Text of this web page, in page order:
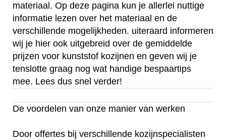
materiaal. Op deze pagina kun je allerlei nuttige
informatie lezen over het materiaal en de
verschillende mogelijkheden. uiteraard informeren
wij je hier ook uitgebreid over de gemiddelde
prijzen voor kunststof kozijnen en geven wij je
tenslotte graag nog wat handige bespaartips
mee. Lees dus snel verder!
De voordelen van onze manier van werken
Door offertes bij verschillende kozijnspecialisten